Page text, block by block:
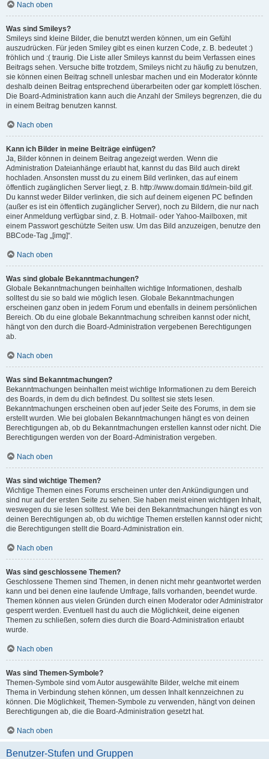
Nach oben
Was sind Smileys?
Smileys sind kleine Bilder, die benutzt werden können, um ein Gefühl
auszudrücken. Für jeden Smiley gibt es einen kurzen Code, z. B. bedeutet :)
fröhlich und :( traurig. Die Liste aller Smileys kannst du beim Verfassen eines
Beitrags sehen. Versuche bitte trotzdem, Smileys nicht zu häufig zu benutzen,
sie können einen Beitrag schnell unlesbar machen und ein Moderator könnte
deshalb deinen Beitrag entsprechend überarbeiten oder gar komplett löschen.
Die Board-Administration kann auch die Anzahl der Smileys begrenzen, die du
in einem Beitrag benutzen kannst.
Nach oben
Kann ich Bilder in meine Beiträge einfügen?
Ja, Bilder können in deinem Beitrag angezeigt werden. Wenn die
Administration Dateianhänge erlaubt hat, kannst du das Bild auch direkt
hochladen. Ansonsten musst du zu einem Bild verlinken, das auf einem
öffentlich zugänglichen Server liegt, z. B. http://www.domain.tld/mein-bild.gif.
Du kannst weder Bilder verlinken, die sich auf deinem eigenen PC befinden
(außer es ist ein öffentlich zugänglicher Server), noch zu Bildern, die nur nach
einer Anmeldung verfügbar sind, z. B. Hotmail- oder Yahoo-Mailboxen, mit
einem Passwort geschützte Seiten usw. Um das Bild anzuzeigen, benutze den
BBCode-Tag „[img]“.
Nach oben
Was sind globale Bekanntmachungen?
Globale Bekanntmachungen beinhalten wichtige Informationen, deshalb
solltest du sie so bald wie möglich lesen. Globale Bekanntmachungen
erscheinen ganz oben in jedem Forum und ebenfalls in deinem persönlichen
Bereich. Ob du eine globale Bekanntmachung schreiben kannst oder nicht,
hängt von den durch die Board-Administration vergebenen Berechtigungen
ab.
Nach oben
Was sind Bekanntmachungen?
Bekanntmachungen beinhalten meist wichtige Informationen zu dem Bereich
des Boards, in dem du dich befindest. Du solltest sie stets lesen.
Bekanntmachungen erscheinen oben auf jeder Seite des Forums, in dem sie
erstellt wurden. Wie bei globalen Bekanntmachungen hängt es von deinen
Berechtigungen ab, ob du Bekanntmachungen erstellen kannst oder nicht. Die
Berechtigungen werden von der Board-Administration vergeben.
Nach oben
Was sind wichtige Themen?
Wichtige Themen eines Forums erscheinen unter den Ankündigungen und
sind nur auf der ersten Seite zu sehen. Sie haben meist einen wichtigen Inhalt,
weswegen du sie lesen solltest. Wie bei den Bekanntmachungen hängt es von
deinen Berechtigungen ab, ob du wichtige Themen erstellen kannst oder nicht;
die Berechtigungen stellt die Board-Administration ein.
Nach oben
Was sind geschlossene Themen?
Geschlossene Themen sind Themen, in denen nicht mehr geantwortet werden
kann und bei denen eine laufende Umfrage, falls vorhanden, beendet wurde.
Themen können aus vielen Gründen durch einen Moderator oder Administrator
gesperrt werden. Eventuell hast du auch die Möglichkeit, deine eigenen
Themen zu schließen, sofern dies durch die Board-Administration erlaubt
wurde.
Nach oben
Was sind Themen-Symbole?
Themen-Symbole sind vom Autor ausgewählte Bilder, welche mit einem
Thema in Verbindung stehen können, um dessen Inhalt kennzeichnen zu
können. Die Möglichkeit, Themen-Symbole zu verwenden, hängt von deinen
Berechtigungen ab, die die Board-Administration gesetzt hat.
Nach oben
Benutzer-Stufen und Gruppen